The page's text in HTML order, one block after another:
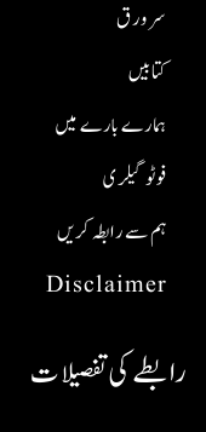
Disclaimer
ہم سے رابطہ کریں
فوٹو گیلری
ہمارے بارے میں
کتابیں
سر ورق
رابطے کی تفصیلات